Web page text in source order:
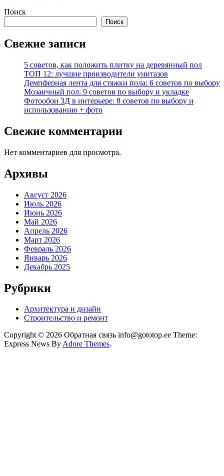
Поиск
Поиск
Свежие записи
5 советов, как положить плитку на деревянный пол
ТОП 12: лучшие производители унитазов
Демпферная лента для стяжки пола: 6 советов по выбору
Мозаичный пол: 9 советов по выбору и укладке
Фотообои 3Д в интерьере: 8 советов по выбору и
использованию + фото
Свежие комментарии
Нет комментариев для просмотра.
Архивы
Август 2026
Июль 2026
Июнь 2026
Май 2026
Апрель 2026
Март 2026
Февраль 2026
Январь 2026
Декабрь 2025
Рубрики
Архитектура и дизайн
Строительство и ремонт
Copyright © 2026 Обратная связь info@gototop.ee Theme:
Express News ByAdore Themes.